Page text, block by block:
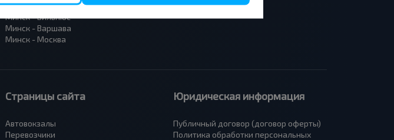
Москва - Брест
Минск - Вильнюс
Минск - Варшава
Минск - Москва
Брест - Варшава
Страницы сайта
Автовокзалы
Перевозчики
Юридическая информация
Публичный договор (договор оферты)
Политика обработки персональных